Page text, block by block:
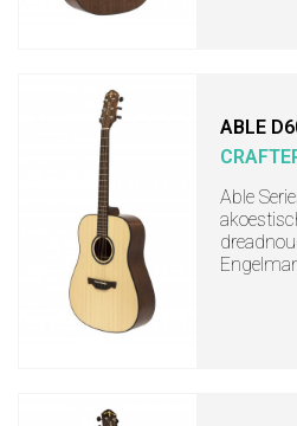
ABLE
Able